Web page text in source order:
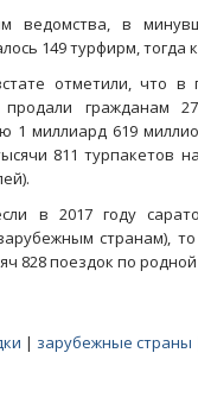
ведомства, в
149 турфирм, тогда
отметили, что в
продали гражданам
1 миллиард 619
811 турпакетов
в 2017 году
странам),
828 поездок по
| зарубежные страны